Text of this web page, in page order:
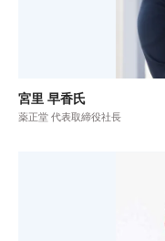
宮里 早香氏
薬正堂 代表取締役社長